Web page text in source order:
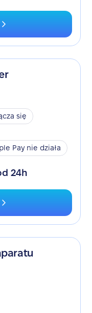
się
Pay nie działa
24h